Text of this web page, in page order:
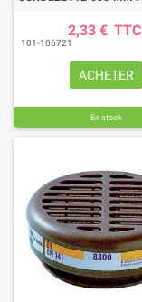
2,33 € TTC
101-106721
ACHETER
En stock